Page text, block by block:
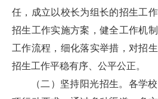
任，成立以校长为组长的招生工
招生工作实施方案，健全工作机
工作流程，细化落实举措，对招
招生工作平稳有序、公平公正。
（二）坚持阳光招生。各学